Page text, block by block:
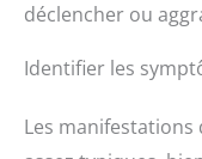
déclencher ou
Identifier les
Les